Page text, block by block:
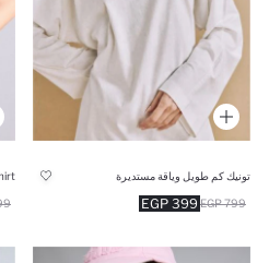
تونيك كم طويل وياقة مستديرة
399 EGP 799 EGP